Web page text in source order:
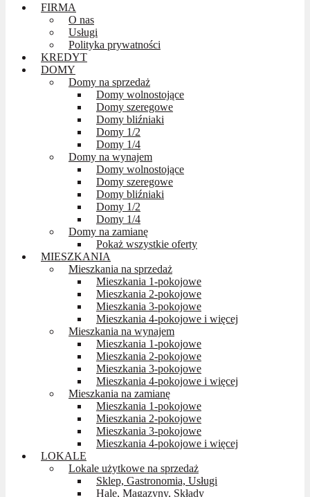
FIRMA
O nas
Usługi
Polityka prywatności
KREDYT
DOMY
Domy na sprzedaż
Domy wolnostojące
Domy szeregowe
Domy bliźniaki
Domy 1/2
Domy 1/4
Domy na wynajem
Domy wolnostojące
Domy szeregowe
Domy bliźniaki
Domy 1/2
Domy 1/4
Domy na zamianę
Pokaż wszystkie oferty
MIESZKANIA
Mieszkania na sprzedaż
Mieszkania 1-pokojowe
Mieszkania 2-pokojowe
Mieszkania 3-pokojowe
Mieszkania 4-pokojowe i więcej
Mieszkania na wynajem
Mieszkania 1-pokojowe
Mieszkania 2-pokojowe
Mieszkania 3-pokojowe
Mieszkania 4-pokojowe i więcej
Mieszkania na zamianę
Mieszkania 1-pokojowe
Mieszkania 2-pokojowe
Mieszkania 3-pokojowe
Mieszkania 4-pokojowe i więcej
LOKALE
Lokale użytkowe na sprzedaż
Sklep, Gastronomia, Usługi
Hale, Magazyny, Składy